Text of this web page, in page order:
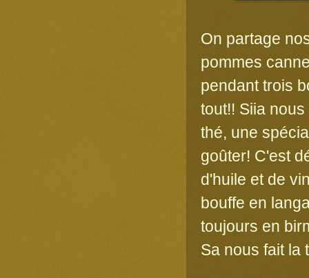
On partage
pommes
pendant trois
tout!! Siia
thé, une
goûter! C'est
d'huile et de
bouffe en
toujours en
Sa nous fait la